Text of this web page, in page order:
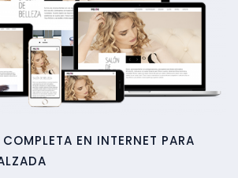
EN INTERNET PARA